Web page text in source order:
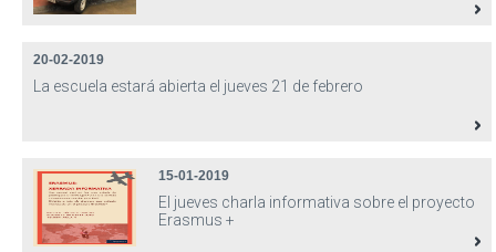
20-02-2019
La escuela estará abierta el jueves 21 de febrero
15-01-2019
El jueves charla informativa sobre el proyecto
Erasmus +